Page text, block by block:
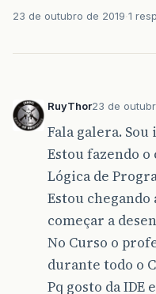
23 de outubro de 2019 1
RuyThor23 de
Fala galera.
Estou fazendo
Lógica de
Estou chegando
começar a
No Curso o
durante todo o
Pq gosto da